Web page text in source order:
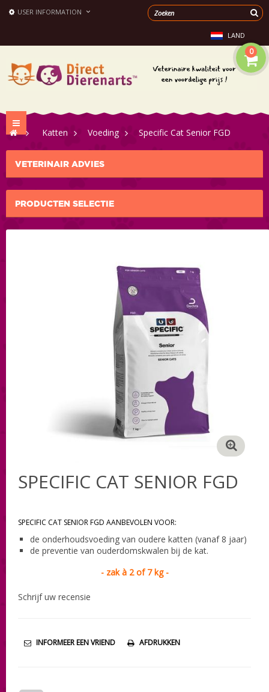
USER INFORMATION
LAND
0
Toggle
navigation
> Katten > Voeding > Specific Cat Senior FGD
VETERINAIR ADVIES
PRODUCTEN SELECTIE
SPECIFIC CAT SENIOR FGD
SPECIFIC CAT SENIOR FGD AANBEVOLEN VOOR:
de onderhoudsvoeding van oudere katten (vanaf 8 jaar)
de preventie van ouderdomskwalen bij de kat.
- zak à 2 of 7 kg -
Schrijf uw recensie
INFORMEER EEN VRIEND AFDRUKKEN